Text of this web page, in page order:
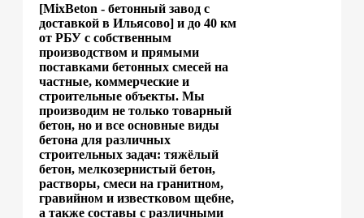
[MixBeton - бетонный завод с
доставкой в Ильясово] и до 40 км
от РБУ с собственным
производством и прямыми
поставками бетонных смесей на
частные, коммерческие и
строительные объекты. Мы
производим не только товарный
бетон, но и все основные виды
бетона для различных
строительных задач: тяжёлый
бетон, мелкозернистый бетон,
растворы, смеси на гранитном,
гравийном и известковом щебне,
а также составы с различными